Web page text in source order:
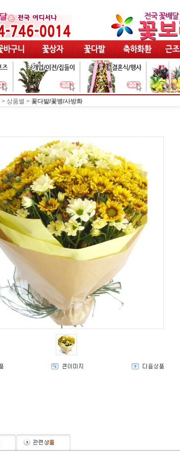
> 상품별 > 꽃다발/꽃병/사방화
(0)